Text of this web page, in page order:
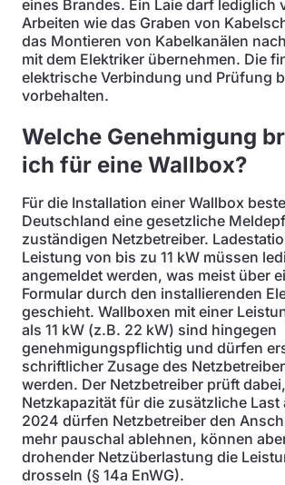
eines Brandes. Ein Laie darf lediglich
Arbeiten wie das Graben von
das Montieren von Kabelkanälen
mit dem Elektriker übernehmen. Die
elektrische Verbindung und Prüfung
vorbehalten.
Welche Genehmigung
ich für eine Wallbox?
Für die Installation einer Wallbox
Deutschland eine gesetzliche
zuständigen Netzbetreiber.
Leistung von bis zu 11 kW müssen
angemeldet werden, was meist über
Formular durch den installierenden
geschieht. Wallboxen mit einer
als 11 kW (z.B. 22 kW) sind hingegen
genehmigungspflichtig und dürfen
schriftlicher Zusage des
werden. Der Netzbetreiber prüft
Netzkapazität für die zusätzliche Last
2024 dürfen Netzbetreiber den
mehr pauschal ablehnen, können
drohender Netzüberlastung die
drosseln (§ 14a EnWG).